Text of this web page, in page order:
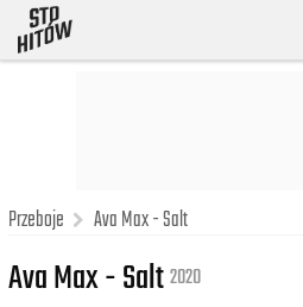
Przeboje Ava Max - Salt
Ava Max - Salt2020